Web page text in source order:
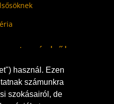
használ. Ezen
számunkra
szokásairól, de
a tanévből:
00
P
00
S